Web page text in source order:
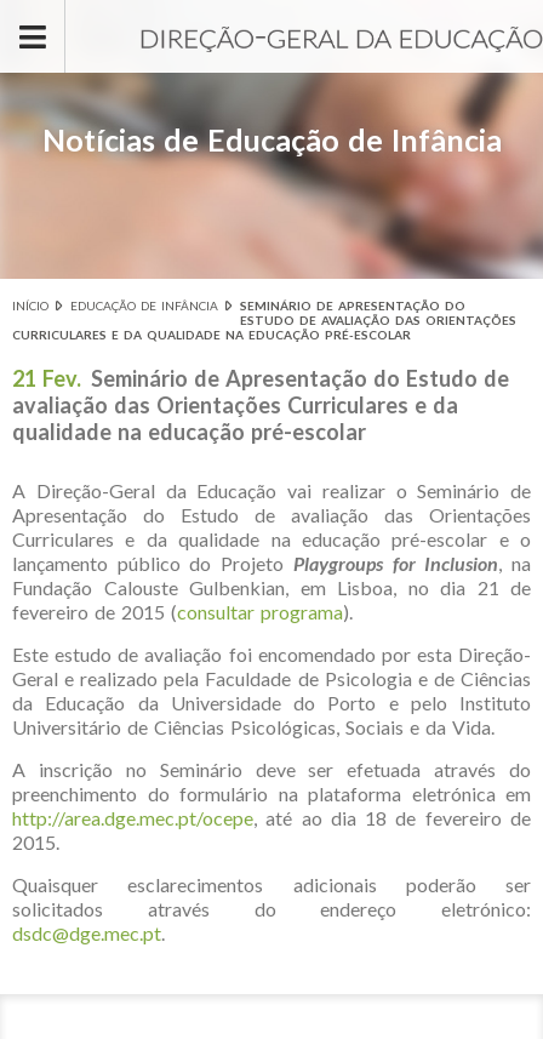
Notícias de Educação de Infância
Está aqui
INÍCIO EDUCAÇÃO DE INFÂNCIA
SEMINÁRIO DE APRESENTAÇÃO DO
ESTUDO DE AVALIAÇÃO DAS ORIENTAÇÕES
CURRICULARES E DA QUALIDADE NA EDUCAÇÃO PRÉ-ESCOLAR
21 Fev. Seminário de Apresentação do Estudo de
avaliação das Orientações Curriculares e da
qualidade na educação pré-escolar
A Direção-Geral da Educação vai realizar o Seminário de
Apresentação do Estudo de avaliação das Orientações
Curriculares e da qualidade na educação pré-escolar e o
lançamento público do Projeto Playgroups for Inclusion, na
Fundação Calouste Gulbenkian, em Lisboa, no dia 21 de
fevereiro de 2015 (consultar programa).
Este estudo de avaliação foi encomendado por esta Direção-
Geral e realizado pela Faculdade de Psicologia e de Ciências
da Educação da Universidade do Porto e pelo Instituto
Universitário de Ciências Psicológicas, Sociais e da Vida.
A inscrição no Seminário deve ser efetuada através do
preenchimento do formulário na plataforma eletrónica em
http://area.dge.mec.pt/ocepe, até ao dia 18 de fevereiro de
2015.
Quaisquer esclarecimentos adicionais poderão ser
solicitados através do endereço eletrónico:
dsdc@dge.mec.pt.